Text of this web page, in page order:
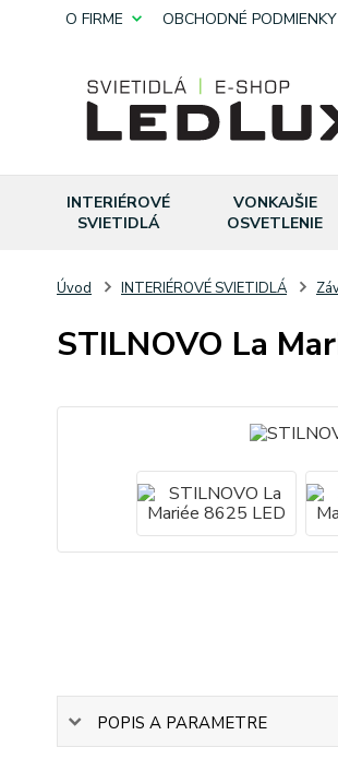
O FIRME OBCHODNÉ PODMIENKY
INTERIÉROVÉ
SVIETIDLÁ
VONKAJŠIE
OSVETLENIE
Úvod INTERIÉROVÉ SVIETIDLÁ
STILNOVO La
POPIS A PARAMETRE